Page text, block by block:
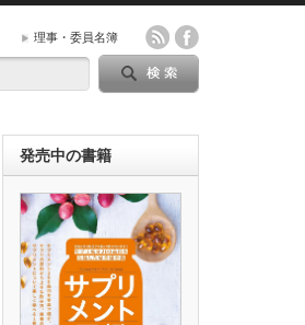
理事・委員名簿
発売中の書籍